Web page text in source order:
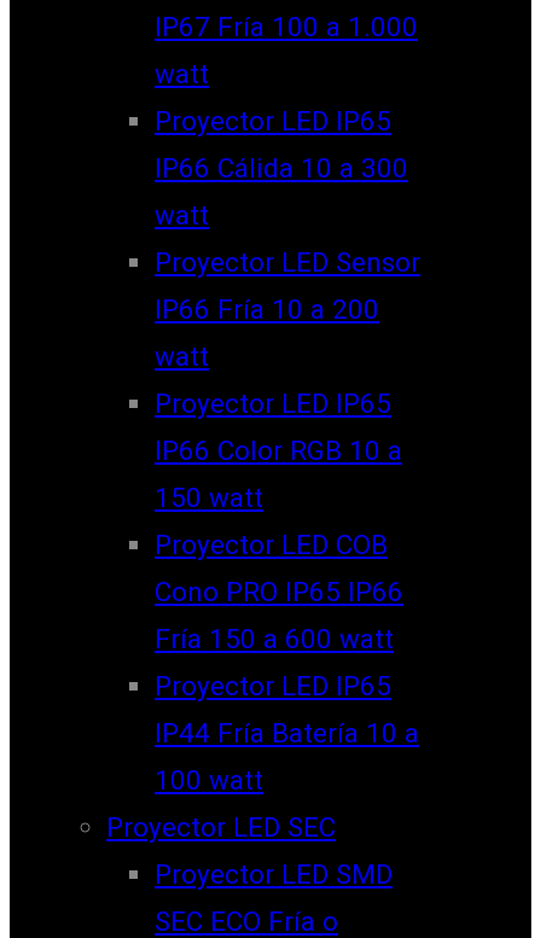
IP67 Fría 100 a 1.000
watt
Proyector LED IP65
IP66 Cálida 10 a 300
watt
Proyector LED Sensor
IP66 Fría 10 a 200
watt
Proyector LED IP65
IP66 Color RGB 10 a
150 watt
Proyector LED COB
Cono PRO IP65 IP66
Fría 150 a 600 watt
Proyector LED IP65
IP44 Fría Batería 10 a
100 watt
Proyector LED SEC
Proyector LED SMD
SEC ECO Fría o